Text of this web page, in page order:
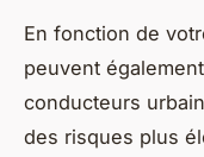
En fonction de
peuvent
conducteurs
des risques plus